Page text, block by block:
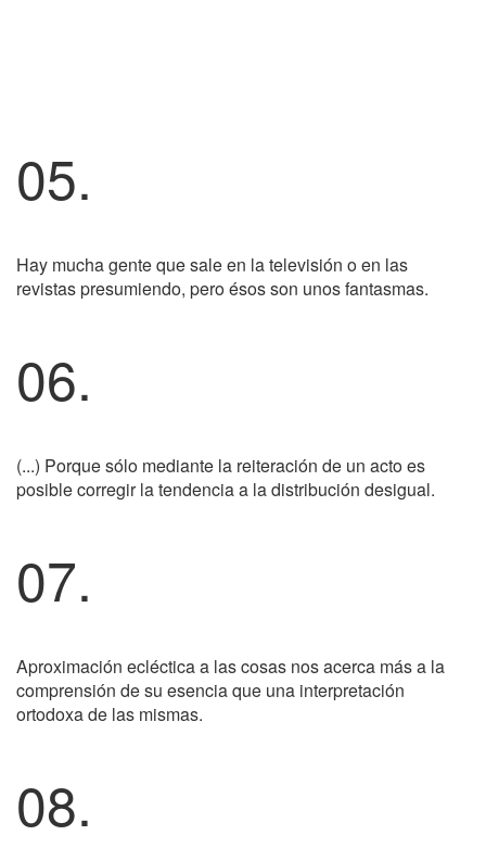
05.
Hay mucha gente que sale en la televisión o en las
revistas presumiendo, pero ésos son unos fantasmas.
06.
(...) Porque sólo mediante la reiteración de un acto es
posible corregir la tendencia a la distribución desigual.
07.
Aproximación ecléctica a las cosas nos acerca más a la
comprensión de su esencia que una interpretación
ortodoxa de las mismas.
08.